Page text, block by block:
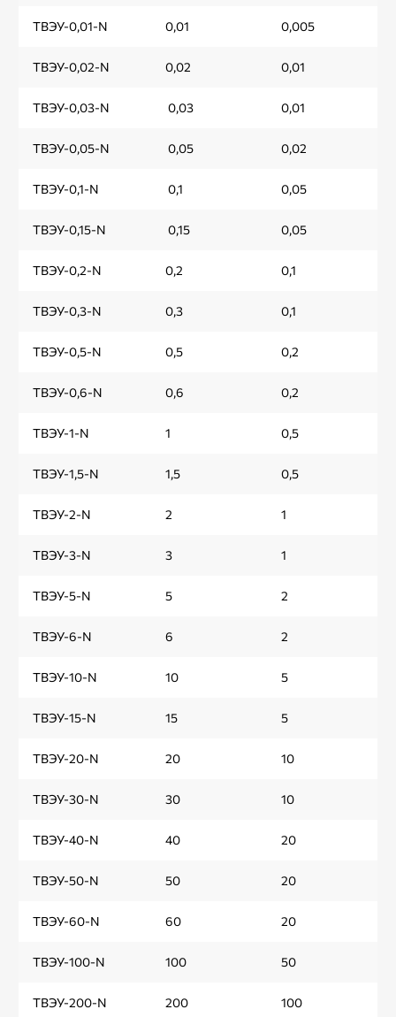
ТВЭУ-0,01-N 0,01 0,005
ТВЭУ-0,02-N 0,02 0,01
ТВЭУ-0,03-N 0,03 0,01
ТВЭУ-0,05-N 0,05 0,02
ТВЭУ-0,1-N 0,1 0,05
ТВЭУ-0,15-N 0,15 0,05
ТВЭУ-0,2-N 0,2 0,1
ТВЭУ-0,3-N 0,3 0,1
ТВЭУ-0,5-N 0,5 0,2
ТВЭУ-0,6-N 0,6 0,2
ТВЭУ-1-N 1 0,5
ТВЭУ-1,5-N 1,5 0,5
ТВЭУ-2-N 2 1
ТВЭУ-3-N 3 1
ТВЭУ-5-N 5 2
ТВЭУ-6-N 6 2
ТВЭУ-10-N 10 5
ТВЭУ-15-N 15 5
ТВЭУ-20-N 20 10
ТВЭУ-30-N 30 10
ТВЭУ-40-N 40 20
ТВЭУ-50-N 50 20
ТВЭУ-60-N 60 20
ТВЭУ-100-N 100 50
ТВЭУ-200-N 200 100